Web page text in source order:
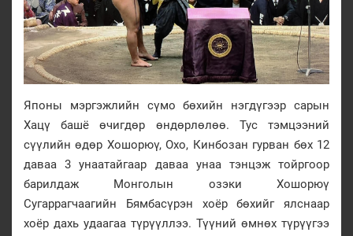
Японы мэргэжлийн сүмо бөхийн нэгдүгээр сарын
Хацү башё өчигдөр өндөрлөлөө. Тус тэмцээний
сүүлийн өдөр Хошорюү, Охо, Кинбозан гурван бөх 12
даваа 3 унаатайгаар даваа унаа тэнцэж тойргоор
барилдаж Монголын озэки Хошорюү
Сугаррагчаагийн Бямбасүрэн хоёр бөхийг ялснаар
хоёр дахь удаагаа түрүүллээ. Түүний өмнөх түрүүгээ